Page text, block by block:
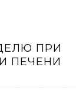
ПРИ
ПЕЧЕНИ